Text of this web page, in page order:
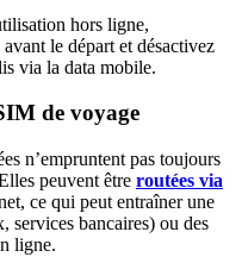
hors ligne,
le départ et désactivez
via la data mobile.
de voyage
n’empruntent pas toujours
peuvent être routées via
ce qui peut entraîner une
services bancaires) ou des
ligne.